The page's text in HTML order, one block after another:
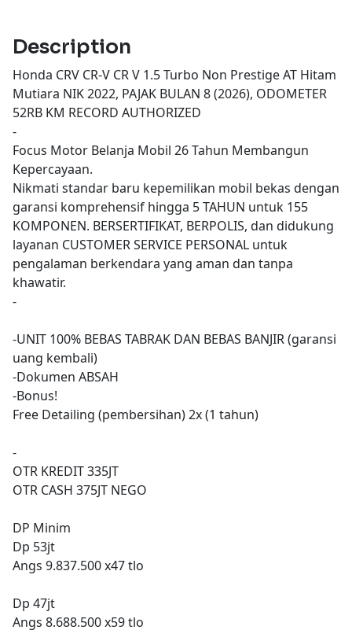
Description
Honda CRV CR-V CR V 1.5 Turbo Non Prestige AT Hitam
Mutiara NIK 2022, PAJAK BULAN 8 (2026), ODOMETER
52RB KM RECORD AUTHORIZED
-
Focus Motor Belanja Mobil 26 Tahun Membangun
Kepercayaan.
Nikmati standar baru kepemilikan mobil bekas dengan
garansi komprehensif hingga 5 TAHUN untuk 155
KOMPONEN. BERSERTIFIKAT, BERPOLIS, dan didukung
layanan CUSTOMER SERVICE PERSONAL untuk
pengalaman berkendara yang aman dan tanpa
khawatir.
-
-UNIT 100% BEBAS TABRAK DAN BEBAS BANJIR (garansi
uang kembali)
-Dokumen ABSAH
-Bonus!
Free Detailing (pembersihan) 2x (1 tahun)
-
OTR KREDIT 335JT
OTR CASH 375JT NEGO
DP Minim
Dp 53jt
Angs 9.837.500 x47 tlo
Dp 47jt
Angs 8.688.500 x59 tlo